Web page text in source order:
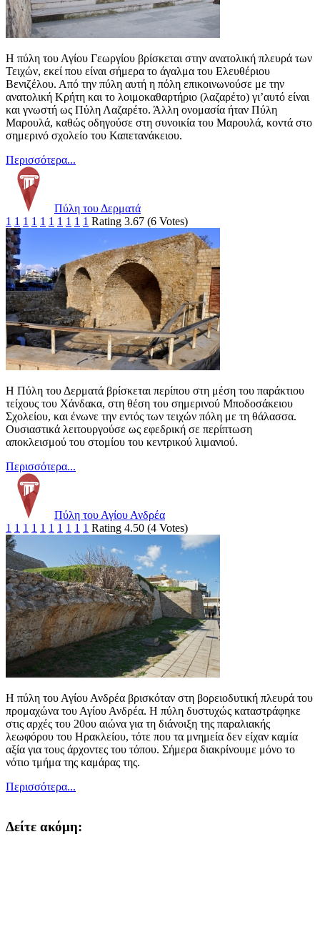
Η πύλη του Αγίου Γεωργίου βρίσκεται στην ανατολική πλευρά των
Τειχών, εκεί που είναι σήμερα το άγαλμα του Ελευθέριου
Βενιζέλου. Από την πύλη αυτή η πόλη επικοινωνούσε με την
ανατολική Κρήτη και το λοιμοκαθαρτήριο (λαζαρέτο) γι’αυτό είναι
και γνωστή ως Πύλη Λαζαρέτο. Άλλη ονομασία ήταν Πύλη
Μαρουλά, καθώς οδηγούσε στη συνοικία του Μαρουλά, κοντά στο
σημερινό σχολείο του Καπετανάκειου.
Περισσότερα...
Πύλη του Δερματά
1 1 1 1 1 1 1 1 1 1 Rating 3.67 (6 Votes)
Η Πύλη του Δερματά βρίσκεται περίπου στη μέση του παράκτιου
τείχους του Χάνδακα, στη θέση του σημερινού Μποδοσάκειου
Σχολείου, και ένωνε την εντός των τειχών πόλη με τη θάλασσα.
Ουσιαστικά λειτουργούσε ως εφεδρική σε περίπτωση
αποκλεισμού του στομίου του κεντρικού λιμανιού.
Περισσότερα...
Πύλη του Αγίου Ανδρέα
1 1 1 1 1 1 1 1 1 1 Rating 4.50 (4 Votes)
Η πύλη του Αγίου Ανδρέα βρισκόταν στη βορειοδυτική πλευρά του
προμαχώνα του Αγίου Ανδρέα. Η πύλη δυστυχώς καταστράφηκε
στις αρχές του 20ου αιώνα για τη διάνοιξη της παραλιακής
λεωφόρου του Ηρακλείου, τότε που τα μνημεία δεν είχαν καμία
αξία για τους άρχοντες του τόπου. Σήμερα διακρίνουμε μόνο το
νότιο τμήμα της καμάρας της.
Περισσότερα...
Δείτε ακόμη: